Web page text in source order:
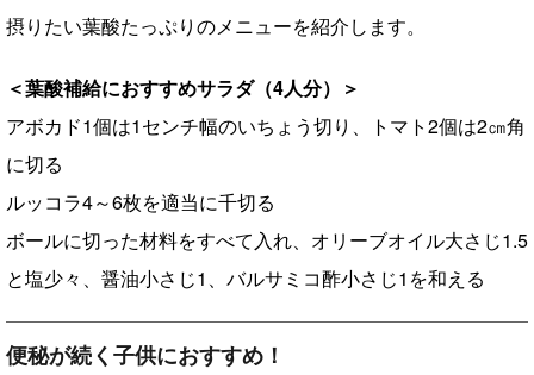
摂りたい葉酸たっぷりのメニューを紹介します。
＜葉酸補給におすすめサラダ（4人分）＞
アボカド1個は1センチ幅のいちょう切り、トマト2個は2㎝角
に切る
ルッコラ4～6枚を適当に千切る
ボールに切った材料をすべて入れ、オリーブオイル大さじ1.5
と塩少々、醤油小さじ1、バルサミコ酢小さじ1を和える
便秘が続く子供におすすめ！